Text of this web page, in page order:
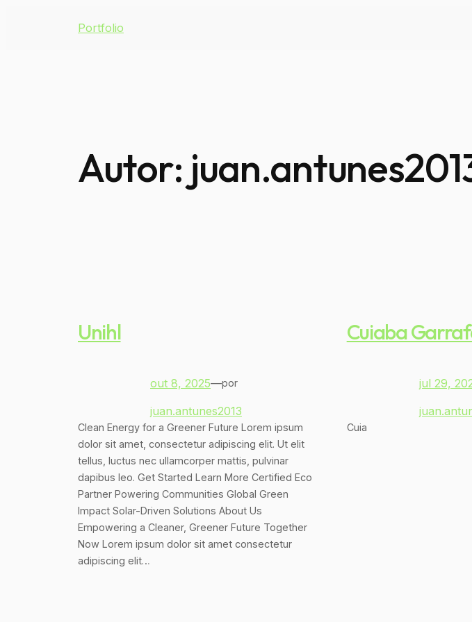
Portfolio
Autor:
Unihl
out 8, 2025—por
juan.antunes2013
Clean Energy for a Greener Future Lorem ipsum
dolor sit amet, consectetur adipiscing elit. Ut elit
tellus, luctus nec ullamcorper mattis, pulvinar
dapibus leo. Get Started Learn More Certified Eco
Partner Powering Communities Global Green
Impact Solar-Driven Solutions About Us
Empowering a Cleaner, Greener Future Together
Now Lorem ipsum dolor sit amet consectetur
adipiscing elit…
Cuiaba
jul 29,
Cuia